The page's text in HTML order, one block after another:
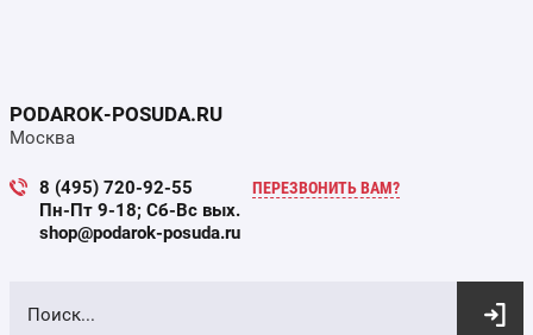
PODAROK-POSUDA.RU
Москва
8 (495) 720-92-55
Пн-Пт 9-18; Сб-Вс вых.
shop@podarok-posuda.ru
ПЕРЕЗВОНИТЬ ВАМ?
ВЫБОР ПО ПАРАМЕТРАМ